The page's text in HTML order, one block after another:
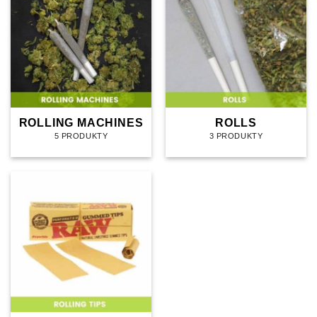
ROLLING MACHINES
5 PRODUKTY
ROLLS
3 PRODUKTY